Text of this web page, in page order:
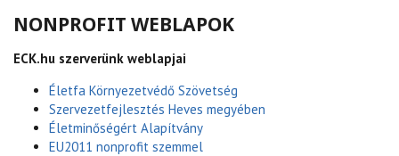
NONPROFIT WEBLAPOK
ECK.hu szerverünk weblapjai
Életfa Környezetvédő Szövetség
Szervezetfejlesztés Heves megyében
Életminőségért Alapítvány
EU2011 nonprofit szemmel